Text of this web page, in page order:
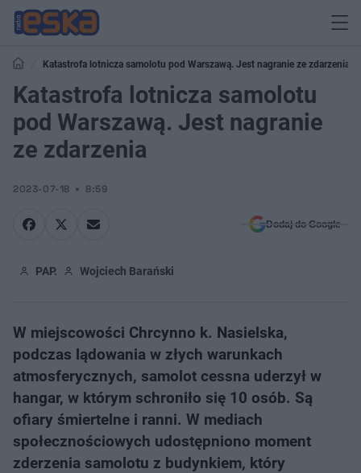
Katastrofa lotnicza samolotu pod Warszawą. Jest nagranie ze zdarzenia
Katastrofa lotnicza samolotu
pod Warszawą. Jest nagranie
ze zdarzenia
2023-07-18 8:59
Dodaj do Google
PAP. Wojciech Barański
W miejscowości Chrcynno k. Nasielska,
podczas lądowania w złych warunkach
atmosferycznych, samolot cessna uderzył w
hangar, w którym schroniło się 10 osób. Są
ofiary śmiertelne i ranni. W mediach
społecznościowych udostępniono moment
zderzenia samolotu z budynkiem, który